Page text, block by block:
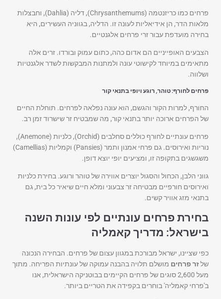
פרחים כמו כריזנטמה (Chrysanthemums), דליה (Dahlia), וחבצלות
מלאות הדר, הן אידיאליות לעונה זו. הדליה, בגווניה העשירים, היא
בחירה מועדפת עבור זרי פרחים אלגנטיים.
הצבעים האופייניים הם אדום כהה, כתום עמוק ובורדו. זרים אלה
מתאימים במיוחד לקישוטי עונה ולמתנות המבקשות לשדר אלגנטיות
ושלווה.
פרחים לחורף: טוהר, רוגע ויופי בתנאי קור
החורף, למרות הקור והגשם, הוא עונה נפלאה לפרחים. תוחלת החיים
של הפרחים ארוכה יותר בתנאי קור, מה שמבטיח זר שישרוד זמן רב.
פרחים עונתיים לחורף כוללים סחלבים (Orchid), כלניות (Anemone),
נוריות ואירוסים. גם פרחי אמנון ותמר (Pansies) וקמליות (Camellias)
משגשגים בתקופה זו, ומציעים יופי יוצא דופן.
גווני הלבן, הכחול והסגול יוצרים אווירה של טוהר ורוגע. בחירת כלניות
ואירוסים חורפיים מבטיחה זר צבעוני ומלא חיים שיאיר כל בית, גם
בתנאי מזג אוויר קשים.
בחירת פרחים עונתיים לפי עונות השנה
בישראל: מדריך קאמליה
כפי שציינו, ישראל מבורכת במגוון עצום של פרחים. הבחירה הנכונה
שלזר פרחים מושלם תלויה בהבנה עמוקה של עונתיות הפריחה. מתוך
מעל 2,600 סוגים של פרחים הקיימים בבוטניקה הישראלית, אנו
ב'פרחי קאמליה' בוחרים בקפידה את הטריים ביותר.